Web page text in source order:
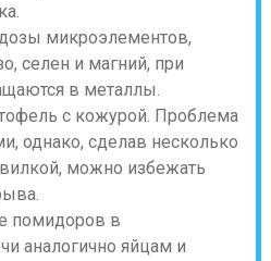
микроэлементов,
селен и магний, при
в металлы.
с кожурой. Проблема
однако, сделав несколько
можно избежать
помидоров в
аналогично яйцам и